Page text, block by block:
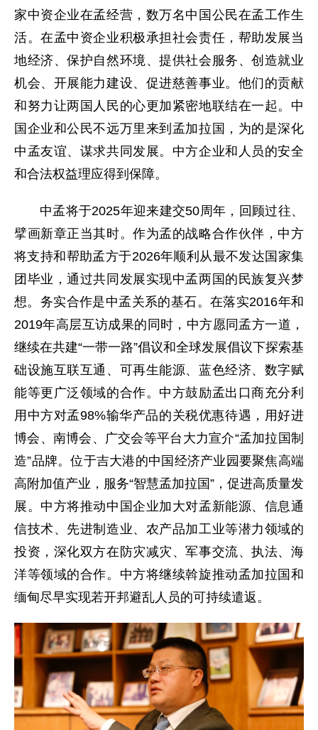
家中资企业在孟经营，数万名中国公民在孟工作生
活。在孟中资企业积极承担社会责任，帮助发展当
地经济、保护自然环境、提供社会服务、创造就业
机会、开展能力建设、促进慈善事业。他们的贡献
和努力让两国人民的心更加紧密地联结在一起。中
国企业和公民不远万里来到孟加拉国，为的是深化
中孟友谊、谋求共同发展。中方企业和人员的安全
和合法权益理应得到保障。
中孟将于2025年迎来建交50周年，回顾过往、
擘画新章正当其时。作为孟的战略合作伙伴，中方
将支持和帮助孟方于2026年顺利从最不发达国家集
团毕业，通过共同发展实现中孟两国的民族复兴梦
想。务实合作是中孟关系的基石。在落实2016年和
2019年高层互访成果的同时，中方愿同孟方一道，
继续在共建“一带一路”倡议和全球发展倡议下探索基
础设施互联互通、可再生能源、蓝色经济、数字赋
能等更广泛领域的合作。中方鼓励孟出口商充分利
用中方对孟98%输华产品的关税优惠待遇，用好进
博会、南博会、广交会等平台大力宣介“孟加拉国制
造”品牌。位于吉大港的中国经济产业园要聚焦高端
高附加值产业，服务“智慧孟加拉国”，促进高质量发
展。中方将推动中国企业加大对孟新能源、信息通
信技术、先进制造业、农产品加工业等潜力领域的
投资，深化双方在防灾减灾、军事交流、执法、海
洋等领域的合作。中方将继续斡旋推动孟加拉国和
缅甸尽早实现若开邦避乱人员的可持续遣返。